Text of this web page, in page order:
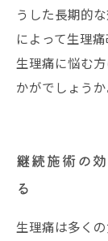
うした長期的
によって生理
生理痛に悩む
かがでしょうか
継続施術の
る
生理痛は多く